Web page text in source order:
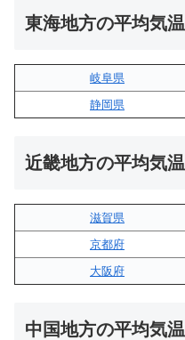
東海地方の平均気温
岐阜県
静岡県
近畿地方の平均気温
滋賀県
京都府
大阪府
中国地方の平均気温